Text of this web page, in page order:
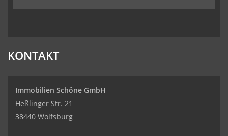
KONTAKT
Immobilien Schöne GmbH
Heßlinger Str. 21
38440 Wolfsburg